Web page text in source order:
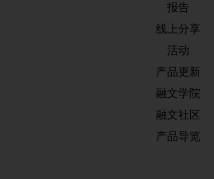
报告
线上分享
活动
产品更新
融文学院
融文社区
产品导览